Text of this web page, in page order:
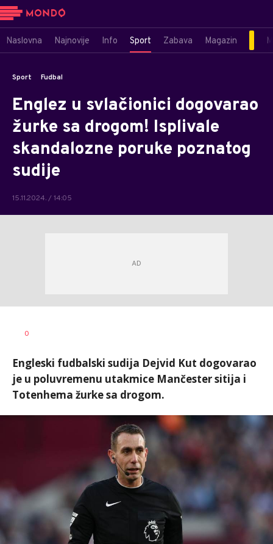
Naslovna Najnovije Info Sport Zabava Magazin
Sport Fudbal
Englez u svlačionici dogovarao
žurke sa drogom! Isplivale
skandalozne poruke poznatog
sudije
15.11.2024. / 14:05
AUTOR
0
Engleski fudbalski sudija Dejvid Kut dogovarao
je u poluvremenu utakmice Mančester sitija i
Totenhema žurke sa drogom.